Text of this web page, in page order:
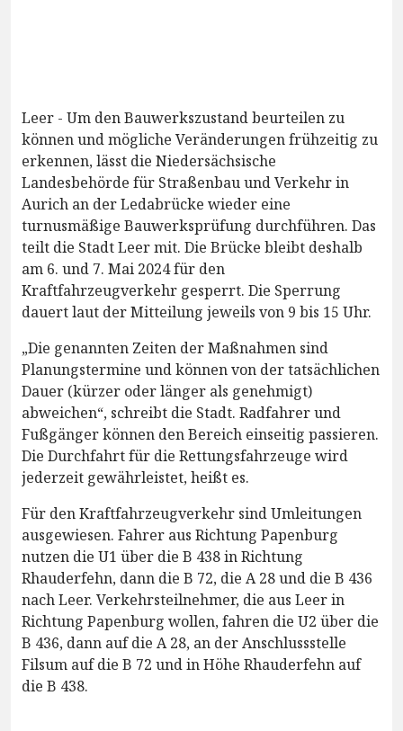
Leer - Um den Bauwerkszustand beurteilen zu
können und mögliche Veränderungen frühzeitig zu
erkennen, lässt die Niedersächsische
Landesbehörde für Straßenbau und Verkehr in
Aurich an der Ledabrücke wieder eine
turnusmäßige Bauwerksprüfung durchführen. Das
teilt die Stadt Leer mit. Die Brücke bleibt deshalb
am 6. und 7. Mai 2024 für den
Kraftfahrzeugverkehr gesperrt. Die Sperrung
dauert laut der Mitteilung jeweils von 9 bis 15 Uhr.
„Die genannten Zeiten der Maßnahmen sind
Planungstermine und können von der tatsächlichen
Dauer (kürzer oder länger als genehmigt)
abweichen“, schreibt die Stadt. Radfahrer und
Fußgänger können den Bereich einseitig passieren.
Die Durchfahrt für die Rettungsfahrzeuge wird
jederzeit gewährleistet, heißt es.
Für den Kraftfahrzeugverkehr sind Umleitungen
ausgewiesen. Fahrer aus Richtung Papenburg
nutzen die U1 über die B 438 in Richtung
Rhauderfehn, dann die B 72, die A 28 und die B 436
nach Leer. Verkehrsteilnehmer, die aus Leer in
Richtung Papenburg wollen, fahren die U2 über die
B 436, dann auf die A 28, an der Anschlussstelle
Filsum auf die B 72 und in Höhe Rhauderfehn auf
die B 438.